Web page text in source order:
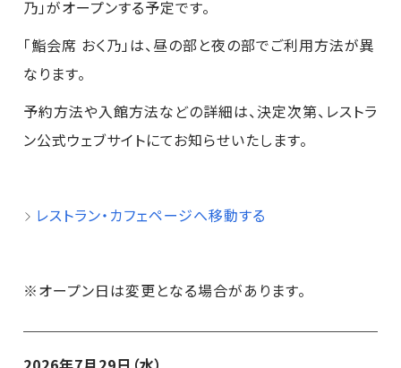
乃」がオープンする予定です。
「鮨会席 おく乃」は、昼の部と夜の部でご利用方法が異
なります。
予約方法や入館方法などの詳細は、決定次第、レストラ
ン公式ウェブサイトにてお知らせいたします。
レストラン・カフェページへ移動する
※オープン日は変更となる場合があります。